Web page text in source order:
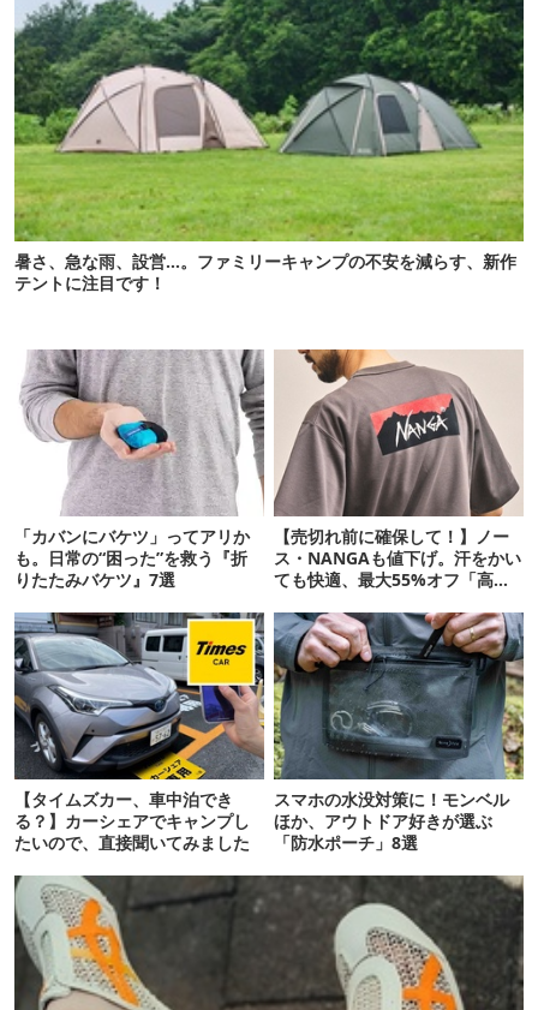
暑さ、急な雨、設営…。ファミリーキャンプの不安を減らす、新作
テントに注目です！
「カバンにバケツ」ってアリか
も。日常の“困った”を救う『折
りたたみバケツ』7選
【売切れ前に確保して！】ノー
ス・NANGAも値下げ。汗をかい
ても快適、最大55%オフ「高機
【タイムズカー、車中泊でき
る？】カーシェアでキャンプし
たいので、直接聞いてみました
スマホの水没対策に！モンベル
ほか、アウトドア好きが選ぶ
「防水ポーチ」8選